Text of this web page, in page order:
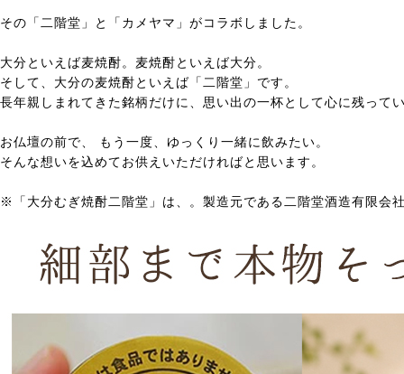
その「二階堂」と「カメヤマ」がコラボしました。
大分といえば麦焼酎。麦焼酎といえば大分。
そして、大分の麦焼酎といえば「二階堂」です。
長年親しまれてきた銘柄だけに、思い出の一杯として心に残って
お仏壇の前で、 もう一度、ゆっくり一緒に飲みたい。
そんな想いを込めてお供えいただければと思います。
※「大分むぎ焼酎二階堂」は、。製造元である二階堂酒造有限会